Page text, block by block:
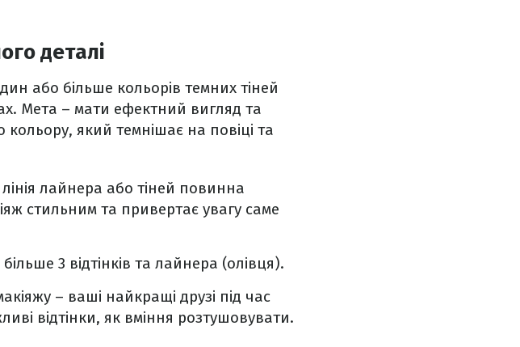
деталі
або більше кольорів темних тіней
Мета – мати ефектний вигляд та
який темнішає на повіці та
лайнера або тіней повинна
стильним та привертає увагу саме
3 відтінків та лайнера (олівця).
– ваші найкращі друзі під час
відтінки, як вміння розтушовувати.